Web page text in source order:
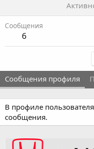
Сообщения
6
Сообщения профиля
В профиле
сообщения.